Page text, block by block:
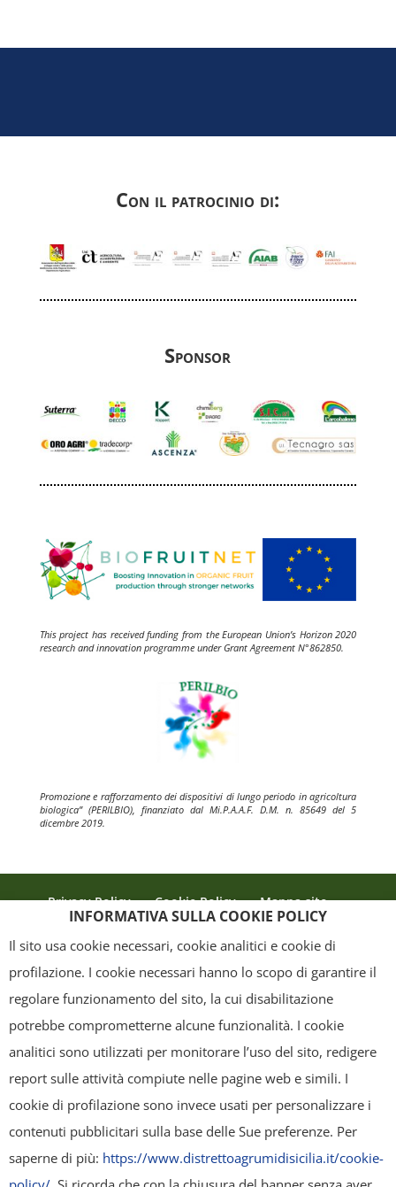
Con il patrocinio di:
Sponsor
This project has received funding from the European Union’s Horizon 2020
research and innovation programme under Grant Agreement N°862850.
Promozione e rafforzamento dei dispositivi di lungo periodo in agricoltura
biologica” (PERILBIO), finanziato dal Mi.P.A.A.F. D.M. n. 85649 del 5
dicembre 2019.
Privacy Policy Cookie Policy
Mappa sito
grafica ed il layout) sono di proprietà del "Distretto Produttivo Agrumi di
Sicilia" e tutelati dal diritto d’autore. È pertanto vietato copiarli,
pubblicarli, riscriverli, commercializzarli, distribuirli, anche soltanto in
parte. Tutti i documenti presenti su questo sito, disponibili gratuitamente
per il download, sono da intendere esclusivamente per uso personale.
Possono essere ridistribuiti, sempre gratuitamente e senza alcun fine
INFORMATIVA SULLA COOKIE POLICY
Il sito usa cookie necessari, cookie analitici e cookie di
profilazione. I cookie necessari hanno lo scopo di garantire il
regolare funzionamento del sito, la cui disabilitazione
potrebbe comprometterne alcune funzionalità. I cookie
analitici sono utilizzati per monitorare l’uso del sito, redigere
report sulle attività compiute nelle pagine web e simili. I
cookie di profilazione sono invece usati per personalizzare i
contenuti pubblicitari sulla base delle Sue preferenze. Per
saperne di più: https://www.distrettoagrumidisicilia.it/cookie-